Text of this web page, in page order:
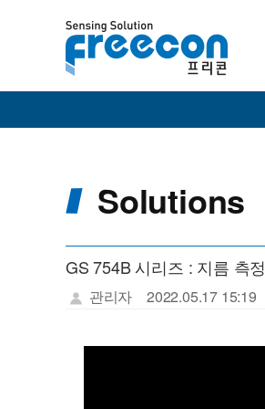
Solutions
GS 754B 시리즈 : 지름 측정
관리자 2022.05.17 15:19